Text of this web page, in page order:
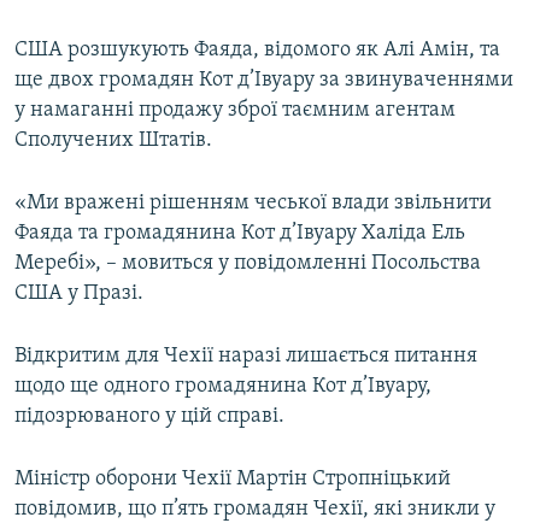
США розшукують Фаяда, відомого як Алі Амін, та
ще двох громадян Кот д’Івуару за звинуваченнями
у намаганні продажу зброї таємним агентам
Сполучених Штатів.
«Ми вражені рішенням чеської влади звільнити
Фаяда та громадянина Кот д’Івуару Халіда Ель
Меребі», – мовиться у повідомленні Посольства
США у Празі.
Відкритим для Чехії наразі лишається питання
щодо ще одного громадянина Кот д’Івуару,
підозрюваного у цій справі.
Міністр оборони Чехії Мартін Стропніцький
повідомив, що п’ять громадян Чехії, які зникли у